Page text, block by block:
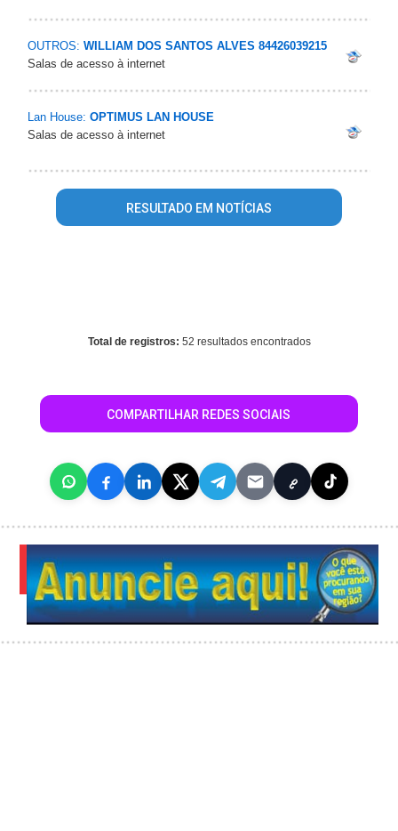
OUTROS: WILLIAM DOS SANTOS ALVES 84426039215
Salas de acesso à internet
Lan House: OPTIMUS LAN HOUSE
Salas de acesso à internet
RESULTADO EM NOTÍCIAS
Total de registros: 52 resultados encontrados
COMPARTILHAR REDES SOCIAIS